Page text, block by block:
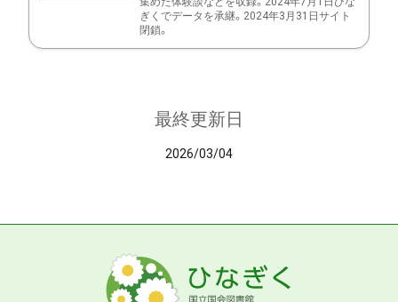
ぎくでデータを承継。2024年3月31日サイト
閉鎖。
最終更新日
2026/03/04